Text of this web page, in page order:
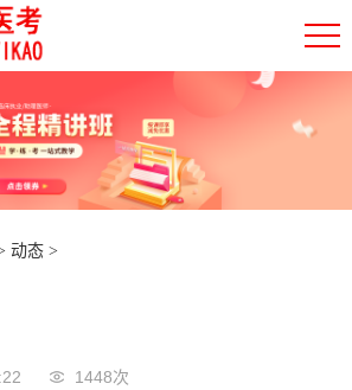
动态 >
1448次